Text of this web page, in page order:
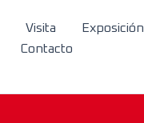
Visita Exposición
Contacto